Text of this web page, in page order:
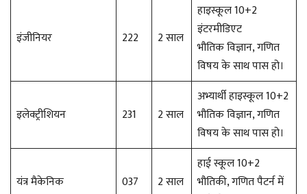
इंजीनियर 222 2 साल
हाइस्कूल 10+2
इंटरमीडिएट
भौतिक विज्ञान, गणित
विषय के साथ पास हो।
इलेक्ट्रीशियन 231 2 साल
अभ्यार्थी हाइस्कूल 10+2
भौतिक विज्ञान, गणित
विषय के साथ पास हो।
यंत्र मैकेनिक 037 2 साल
हाई स्कूल 10+2
भौतिकी, गणित पैटर्न में